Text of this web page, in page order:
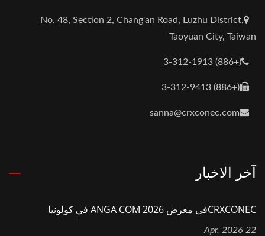
No. 48, Section 2, Chang'an Road, Luzhu District,
Taoyuan City, Taiwan
(+886) 3-312-1913
(+886) 3-312-9413
sanna@crxconec.com
آخر الاخبار
CRXCONECفي معرض ANGA COM 2026 في كولونيا
22 Apr, 2026